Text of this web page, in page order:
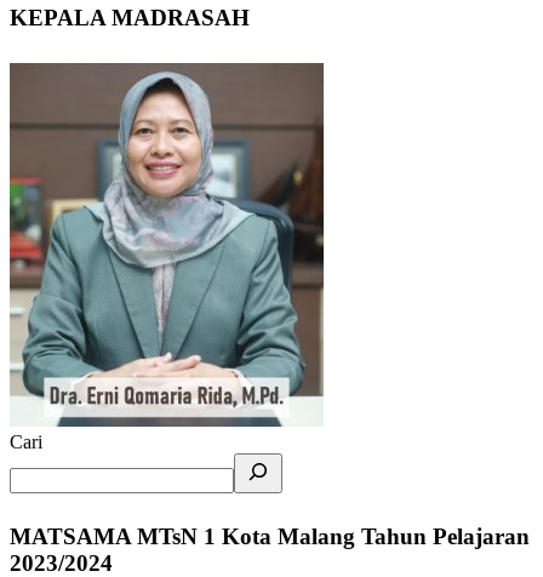
KEPALA MADRASAH
Cari
MATSAMA MTsN 1 Kota Malang Tahun Pelajaran
2023/2024